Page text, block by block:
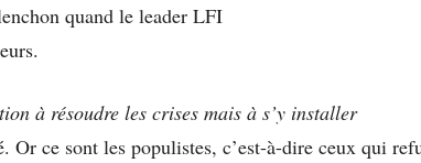
quand le leader LFI
à résoudre les crises mais à s’y installer
Or ce sont les populistes, c’est-à-dire ceux qui